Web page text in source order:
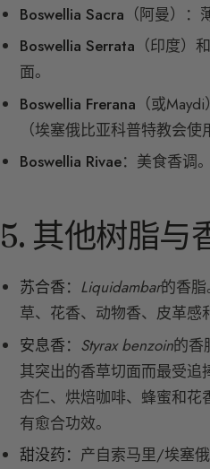
Boswellia Sacra （阿曼）：
Boswellia Serrata （印度）和
面。
Boswellia Frerana （或
（埃塞俄比亚科普特教会使
Boswellia Rivae：美食香调。
5. 其他树脂与
苏合香： Liquidambar的香
草、花香、动物香、皮革感
安息香： Styrax benzoin的香
其突出的香草切面而最受追
杏仁、烘焙咖啡、蜂蜜和花
有愈合功效。
甜没药： 产自索马里/埃塞